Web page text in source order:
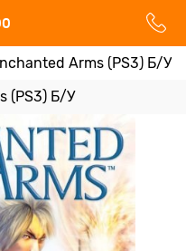
Arms (PS3) Б/У
(PS3) Б/У